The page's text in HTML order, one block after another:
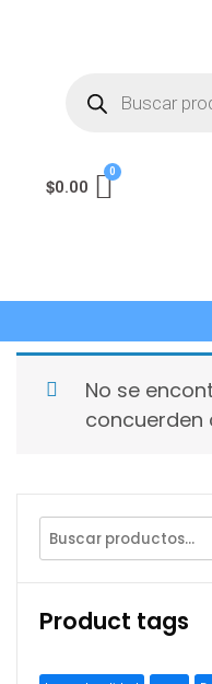
$0.00
No se
concuerden
Product tags